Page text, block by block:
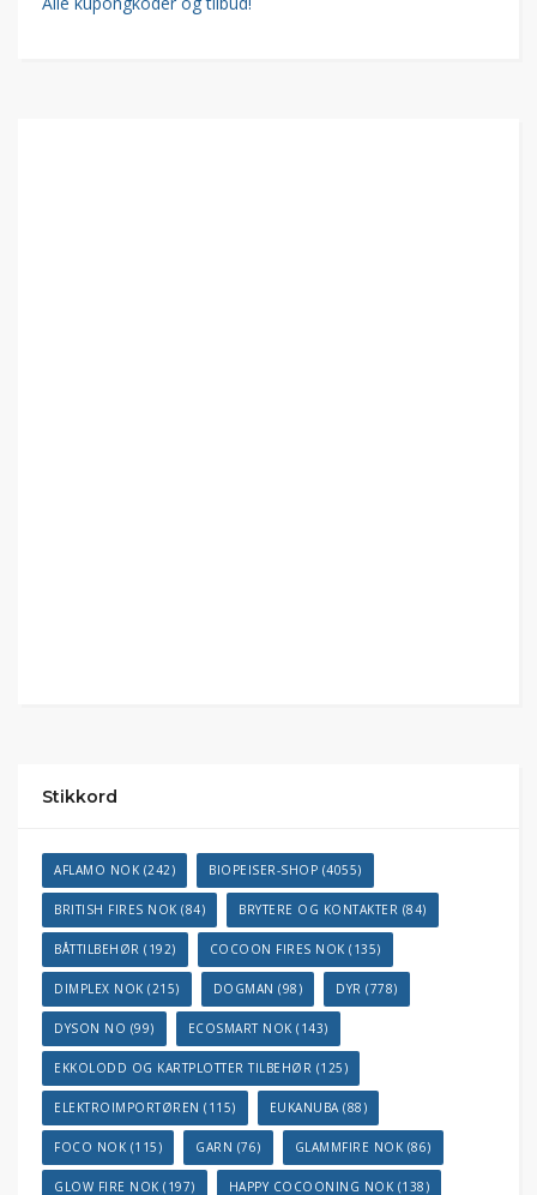
Stikkord
AFLAMO NOK (242) BIOPEISER-SHOP (4055)
BRITISH FIRES NOK (84) BRYTERE OG KONTAKTER (84)
BÅTTILBEHØR (192) COCOON FIRES NOK (135)
DIMPLEX NOK (215) DOGMAN (98) DYR (778)
DYSON NO (99) ECOSMART NOK (143)
EKKOLODD OG KARTPLOTTER TILBEHØR (125)
ELEKTROIMPORTØREN (115) EUKANUBA(88)
FOCO NOK (115) GARN (76) GLAMMFIRE NOK (86)
GLOW FIRE NOK (197) HAPPY COCOONING NOK (138)